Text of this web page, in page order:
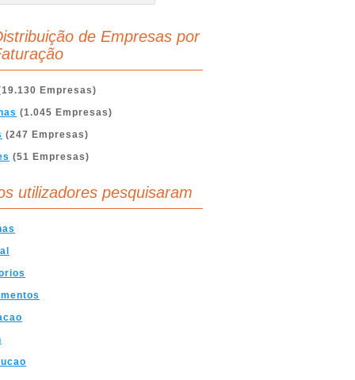
de Empresas por
Empresas)
(1.045 Empresas)
(247 Empresas)
(51 Empresas)
utilizadores pesquisaram